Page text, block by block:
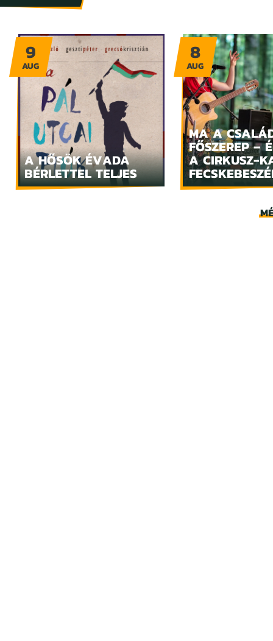
A HŐSÖK ÉVADA
BÉRLETTEL TELJES
9
AUG
MA A
FŐSZEREP –
A CIRKUSZ-
8
AUG